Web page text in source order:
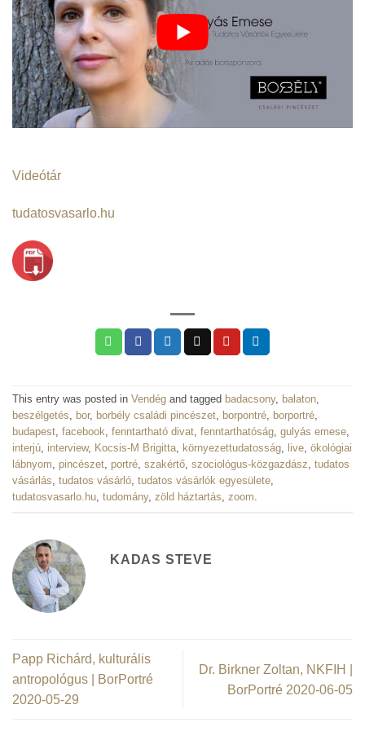
Videótár
tudatosvasarlo.hu
This entry was posted in Vendég and tagged badacsony, balaton,
beszélgetés, bor, borbély családi pincészet, borpontré, borportré,
budapest, facebook, fenntartható divat, fenntarthatóság, gulyás emese,
interjú, interview, Kocsis-M Brigitta, környezettudatosság, live, ökológiai
lábnyom, pincészet, portré, szakértő, szociológus-közgazdász, tudatos
vásárlás, tudatos vásárló, tudatos vásárlók egyesülete,
tudatosvasarlo.hu, tudomány, zöld háztartás, zoom.
KADAS STEVE
Papp Richárd, kulturális
antropológus | BorPortré
2020-05-29
Dr. Birkner Zoltan, NKFIH |
BorPortré 2020-06-05